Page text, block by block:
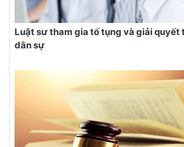
Luật sư tham gia tố tụng và giải quyết
dân sự